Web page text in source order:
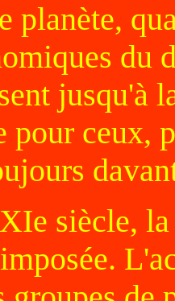
planète,
du
jusqu'à
pour ceux,
siècle, la